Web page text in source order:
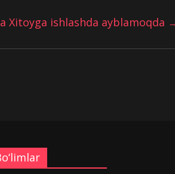
Xitoyga ishlashda ayblamoqda